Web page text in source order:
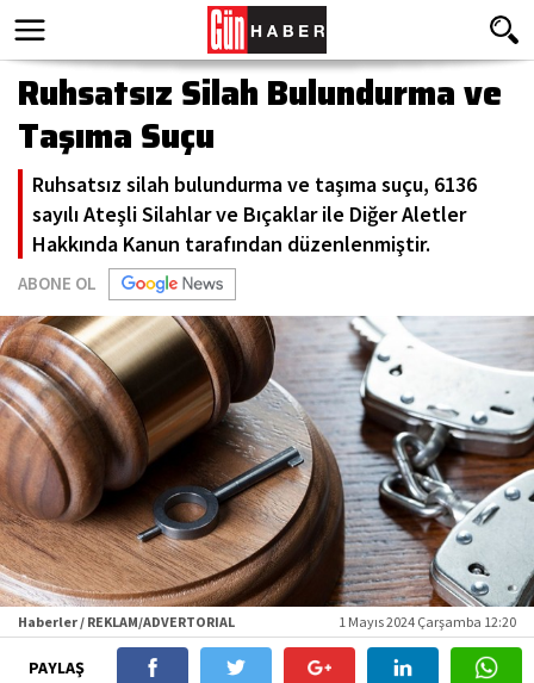
Ruhsatsız Silah Bulundurma ve
Taşıma Suçu
Ruhsatsız silah bulundurma ve taşıma suçu, 6136
sayılı Ateşli Silahlar ve Bıçaklar ile Diğer Aletler
Hakkında Kanun tarafından düzenlenmiştir.
ABONE OL
Haberler / REKLAM/ADVERTORIAL 1 Mayıs 2024 Çarşamba 12:20
PAYLAŞ